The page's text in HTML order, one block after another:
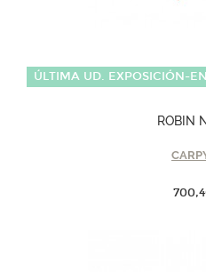
ÚLTIMA UD. EXPOSICIÓN-
ROBIN